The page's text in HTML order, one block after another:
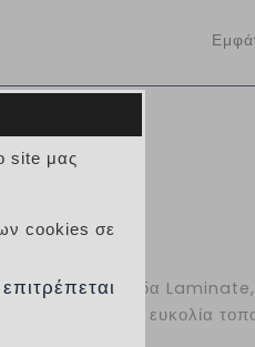
- LAMINATE
- LAMINATE
ξύλινα δάπεδα
στην χρήση, με ευκολία
site μας
cookies σε